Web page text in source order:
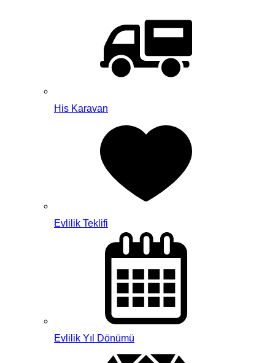
His Karavan
Evlilik Teklifi
Evlilik Yıl Dönümü